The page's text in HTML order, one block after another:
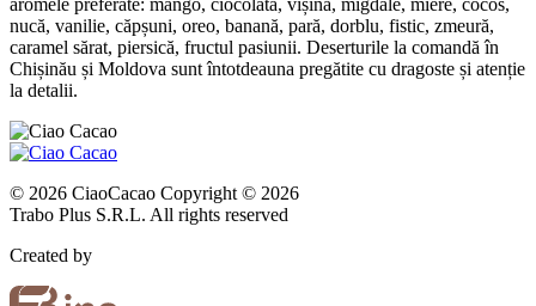
nucă, vanilie, căpșuni, oreo, banană, pară, dorblu, fistic, zmeură,
caramel sărat, piersică, fructul pasiunii. Deserturile la comandă în
Chișinău și Moldova sunt întotdeauna pregătite cu dragoste și atenție
la detalii.
© 2026 CiaoCacao Copyright © 2026
Trabo Plus S.R.L. All rights reserved
Created by